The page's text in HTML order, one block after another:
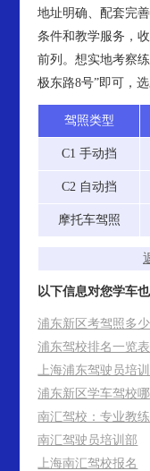
地址明确、配套完
条件和教学服务，
前列。想实地考察
极东路8号”即可，
驾照类型
C1 手动挡
C2 自动挡
摩托车驾照
以下信息对您学车
浦东新区考驾照多
浦东驾校排名一览
上海浦东驾驶员培
浦东新区学车驾校
南汇驾校：专业教
南汇驾驶员培训部
上海南汇驾校报名